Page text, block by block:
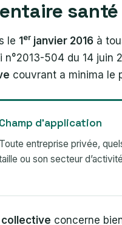
le 1er janvier 2016 à
504 du 14 juin
couvrant a minima le
Champ d’application
Toute entreprise privée,
ou son secteur
concerne